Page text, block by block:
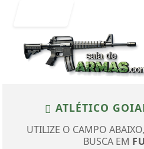
ATLÉTICO
UTILIZE O CAMPO
BUSCA EM